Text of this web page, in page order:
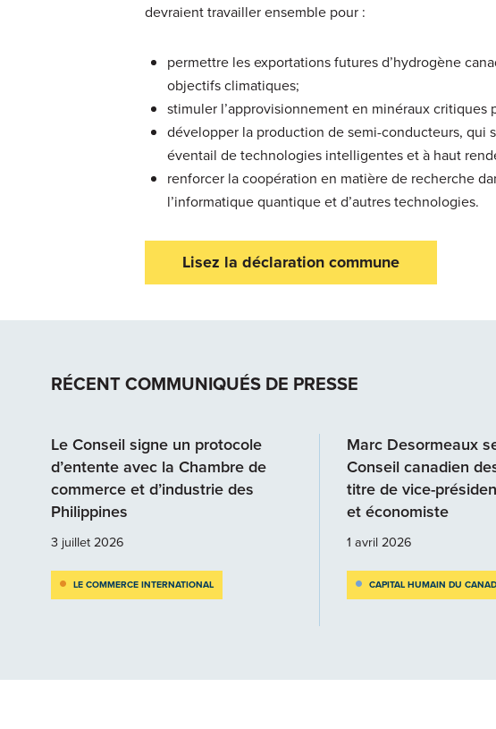
devraient travailler ensemble pour :
permettre les exportations futures d’hydrogène
objectifs climatiques;
stimuler l’approvisionnement en minéraux critiques
développer la production de semi-conducteurs, qui
éventail de technologies intelligentes et à haut
renforcer la coopération en matière de recherche
l’informatique quantique et d’autres technologies.
Lisez la déclaration commune
RÉCENT COMMUNIQUÉS DE PRESSE
Le Conseil signe un protocole
d’entente avec la Chambre de
commerce et d’industrie des
Philippines
3 juillet 2026
LE COMMERCE INTERNATIONAL
Marc Desormeaux
Conseil canadien
titre de vice-
et économiste
1 avril 2026
CAPITAL HUMAIN DU